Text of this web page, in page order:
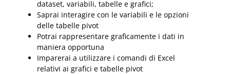
dataset, variabili, tabelle e grafici;
Saprai interagire con le variabili e le opzioni
delle tabelle pivot
Potrai rappresentare graficamente i dati in
maniera opportuna
Imparerai a utilizzare i comandi di Excel
relativi ai grafici e tabelle pivot